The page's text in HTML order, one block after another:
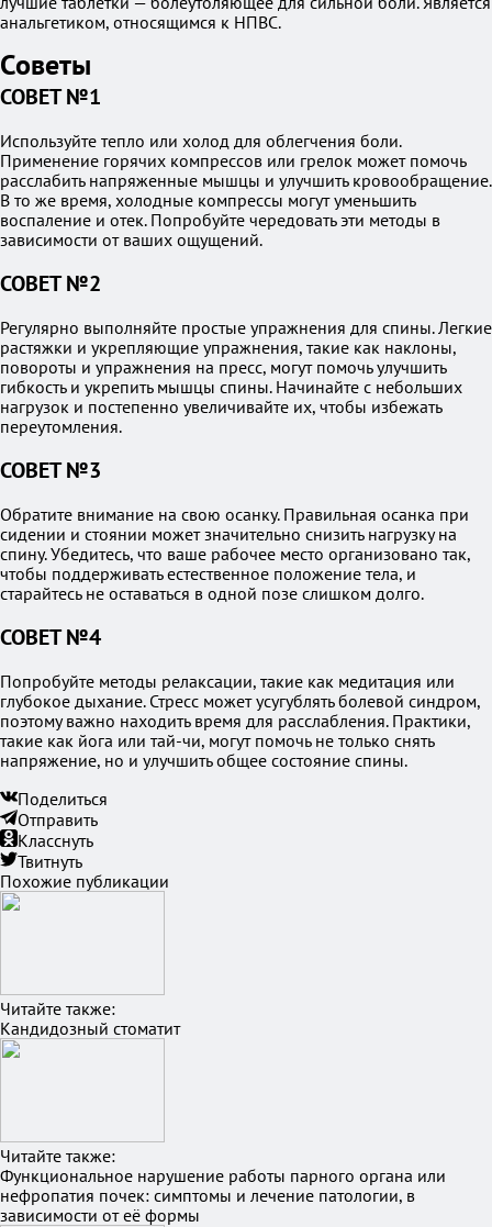
анальгетиком, относящимся к НПВС.
Советы
СОВЕТ №1
Используйте тепло или холод для облегчения боли.
Применение горячих компрессов или грелок может помочь
расслабить напряженные мышцы и улучшить кровообращение.
В то же время, холодные компрессы могут уменьшить
воспаление и отек. Попробуйте чередовать эти методы в
зависимости от ваших ощущений.
СОВЕТ №2
Регулярно выполняйте простые упражнения для спины. Легкие
растяжки и укрепляющие упражнения, такие как наклоны,
повороты и упражнения на пресс, могут помочь улучшить
гибкость и укрепить мышцы спины. Начинайте с небольших
нагрузок и постепенно увеличивайте их, чтобы избежать
переутомления.
СОВЕТ №3
Обратите внимание на свою осанку. Правильная осанка при
сидении и стоянии может значительно снизить нагрузку на
спину. Убедитесь, что ваше рабочее место организовано так,
чтобы поддерживать естественное положение тела, и
старайтесь не оставаться в одной позе слишком долго.
СОВЕТ №4
Попробуйте методы релаксации, такие как медитация или
глубокое дыхание. Стресс может усугублять болевой синдром,
поэтому важно находить время для расслабления. Практики,
такие как йога или тай-чи, могут помочь не только снять
напряжение, но и улучшить общее состояние спины.
Поделиться
Отправить
Класснуть
Твитнуть
Похожие публикации
Читайте также:
Кандидозный стоматит
Читайте также:
Функциональное нарушение работы парного органа или
нефропатия почек: симптомы и лечение патологии, в
зависимости от её формы